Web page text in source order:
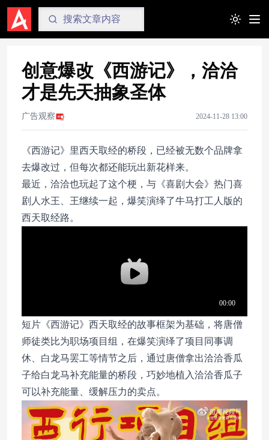
Toggle
创意爆改《西游记》，洽洽
才是先天抽象圣体
广告观察 2024-11-28 13:00
《西游记》里西天取经的桥段，已经被无数个品牌拿
去爆改过，但每次都还能玩出新花样来。
最近，洽洽也玩起了这个梗，与《喜剧大会》热门喜
剧人水王、王继续一起，爆笑演绎了牛马打工人版的
西天取经路。
短片《西游记》西天取经的故事框架为基础，将唐僧
师徒类比为职场项目组，在爆笑演绎了项目同事调
休、白龙马罢工等情节之后，通过唐僧拿出洽洽香瓜
子给白龙马补充能量的桥段，巧妙地植入洽洽香瓜子
可以补充能量、缓解压力的卖点。